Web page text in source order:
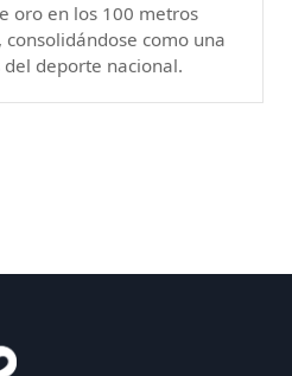
oro en los 100 metros
consolidándose como una
deporte nacional.